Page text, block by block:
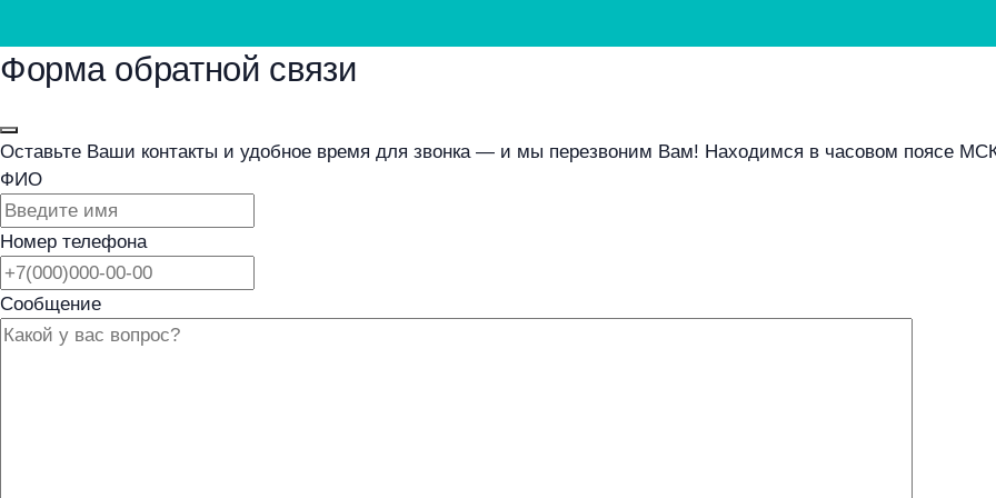
Форма обратной связи
Оставьте Ваши контакты и удобное время для звонка — и мы перезвоним Вам! Находимся в часовом поясе
ФИО
Номер телефона
Сообщение